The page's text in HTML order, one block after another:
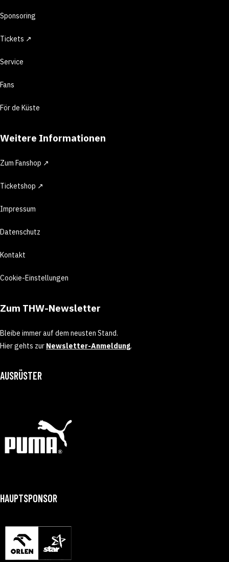
Sponsoring
Tickets ↗
Service
Fans
För de Küste
Weitere Informationen
Zum Fanshop ↗
Ticketshop ↗
Impressum
Datenschutz
Kontakt
Cookie-Einstellungen
Zum THW-Newsletter
Bleibe immer auf dem neusten Stand.
Hier gehts zur Newsletter-Anmeldung.
AUSRÜSTER
HAUPTSPONSOR